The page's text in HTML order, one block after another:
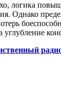
логика
Однако
углубление